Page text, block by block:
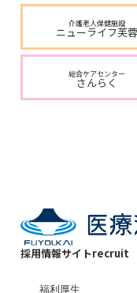
介護老人保健施設
ニューライフ芙蓉
総合ケアセンター
さんらく
採用情報サイトrecruit
福利厚生